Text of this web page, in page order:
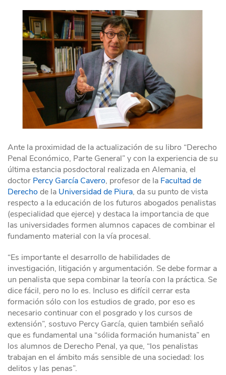
Ante la proximidad de la actualización de su libro “Derecho
Penal Económico, Parte General” y con la experiencia de su
última estancia posdoctoral realizada en Alemania, el
doctor Percy García Cavero, profesor de la Facultad de
Derecho de la Universidad de Piura, da su punto de vista
respecto a la educación de los futuros abogados penalistas
(especialidad que ejerce) y destaca la importancia de que
las universidades formen alumnos capaces de combinar el
fundamento material con la vía procesal.
“Es importante el desarrollo de habilidades de
investigación, litigación y argumentación. Se debe formar a
un penalista que sepa combinar la teoría con la práctica. Se
dice fácil, pero no lo es. Incluso es difícil cerrar esta
formación sólo con los estudios de grado, por eso es
necesario continuar con el posgrado y los cursos de
extensión”, sostuvo Percy García, quien también señaló
que es fundamental una “sólida formación humanista” en
los alumnos de Derecho Penal, ya que, “los penalistas
trabajan en el ámbito más sensible de una sociedad: los
delitos y las penas”.